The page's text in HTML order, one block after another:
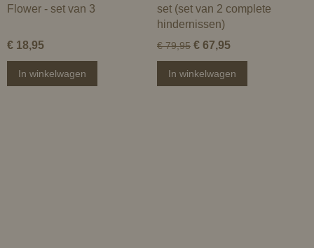
Flower - set van 3
€ 18,95
In winkelwagen
set (set van 2 complete
hindernissen)
€ 79,95 € 67,95
In winkelwagen